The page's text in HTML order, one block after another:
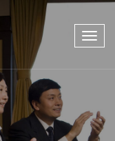
Toggle